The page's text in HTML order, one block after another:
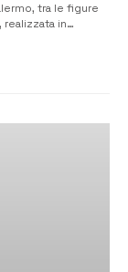
tra le figure
realizzata in
e Carlen...